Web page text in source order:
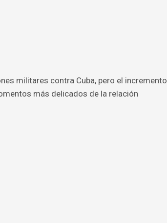
militares contra Cuba, pero el incremento
más delicados de la relación